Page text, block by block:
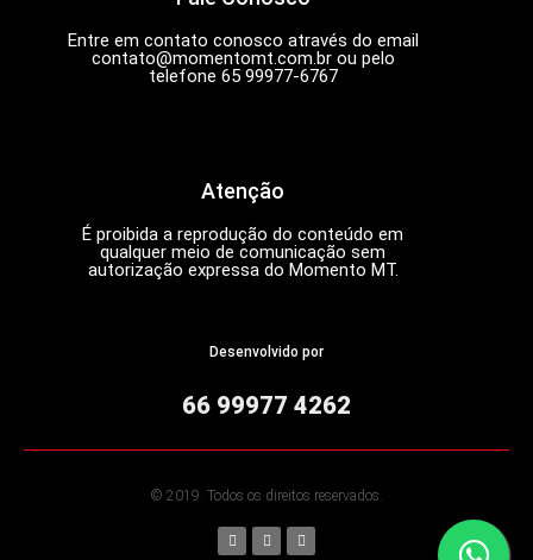
Entre em contato conosco através do email
contato@momentomt.com.brou pelo
telefone 65 99977-6767
Atenção
É proibida a reprodução do conteúdo em
qualquer meio de comunicação sem
autorização expressa do Momento MT.
Desenvolvido por
66 99977 4262
© 2019. Todos os direitos reservados.